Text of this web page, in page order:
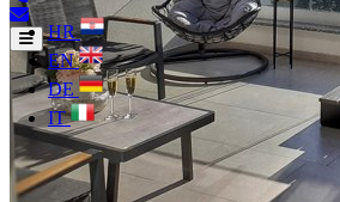
HR
EN
DE
IT